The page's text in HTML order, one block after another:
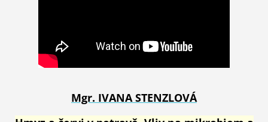
Mgr. IVANA STENZLOVÁ